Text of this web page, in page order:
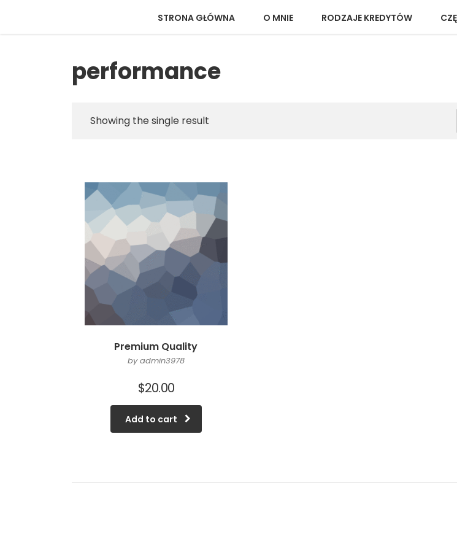
STRONA GŁÓWNA O MNIE RODZAJE KREDYTÓW
performance
Showing the single result
Premium Quality
by admin3978
$20.00
Add to cart